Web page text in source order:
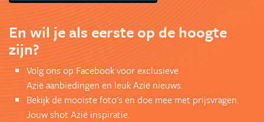
En wil je als eerste op de hoogte
zijn?
Volg ons op Facebook voor exclusieve
Azië aanbiedingen en leuk Azië nieuws.
Bekijk de mooiste foto's en doe mee met prijsvragen.
Jouw shot Azië inspiratie.